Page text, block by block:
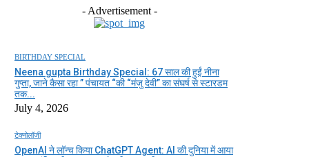
- Advertisement -
BIRTHDAY SPECIAL
Neena gupta Birthday Special: 67 साल की हुईं नीना
गुप्ता, जाने कैसा रहा ” पंचायत “की “मंजु देवी” का संघर्ष से स्टारडम
तक...
July 4, 2026
टेक्नोलॉजी
OpenAI ने लॉन्च किया ChatGPT Agent: AI की दुनिया में आया